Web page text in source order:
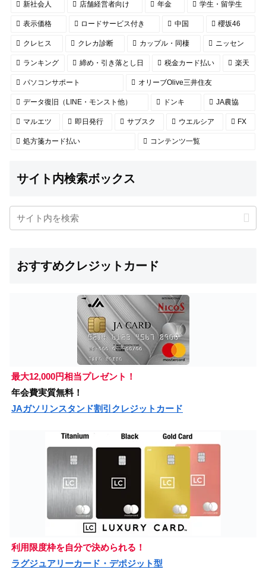
新社会人 店舗経営者向け 年金 学生・留学生
表示価格 ロードサービス付き 中国 櫻坂46
クレヒス クレカ診断 カップル・同棲 ニッセン
ランキング 締め・引き落とし日 税金カード払い 楽天
パソコンサポート オリーブOlive三井住友
データ復旧（LINE・モンスト他） ドンキ JA農協
マルエツ 即日発行 サブスク ウエルシア FX
処方箋カード払い コンテンツ一覧
サイト内検索ボックス
おすすめクレジットカード
最大12,000円相当プレゼント！
年会費実質無料！
JAガソリンスタンド割引クレジットカード
利用限度枠を自分で決められる！
ラグジュアリーカード・デポジット型